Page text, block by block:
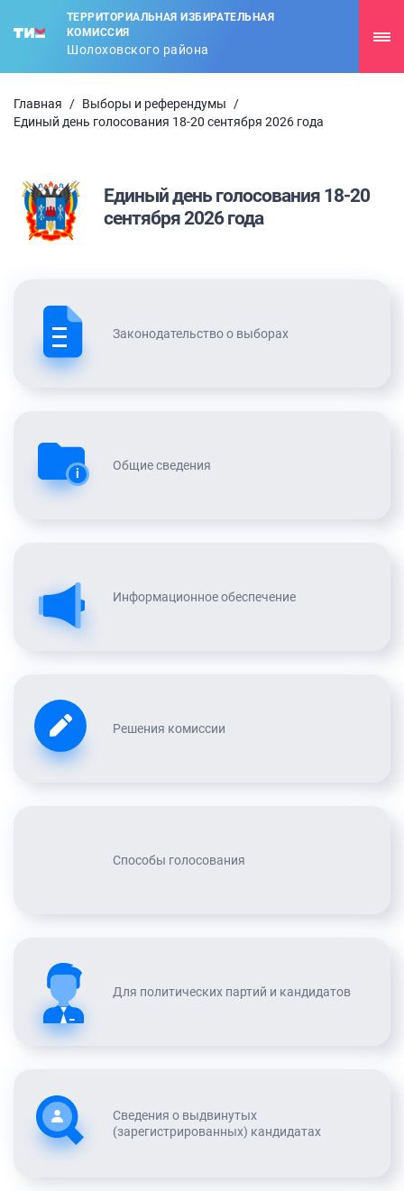
ТЕРРИТОРИАЛЬНАЯ ИЗБИРАТЕЛЬНАЯ
КОМИССИЯ
Шолоховского района
Главная / Выборы и референдумы
/
Единый день голосования 18-20 сентября 2026 года
Единый день голосования 18-20
сентября 2026 года
Законодательство о выборах
i
Общие сведения
Информационное обеспечение
Решения комиссии
Способы голосования
Для политических партий и кандидатов
Сведения о выдвинутых
(зарегистрированных) кандидатах